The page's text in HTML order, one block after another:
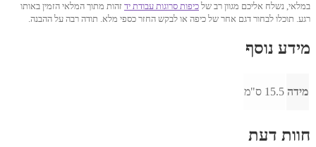
במלאי, נשלח אליכם מגוון רב של כיפות סרוגות עבודת יד זהות מתוך המלאי הזמין באותו
רגע. תוכלו לבחור דגם אחר של כיפה או לבקש החזר כספי מלא. תודה רבה על ההבנה.
מידע נוסף
מידה 15.5 ס"מ
חוות דעת